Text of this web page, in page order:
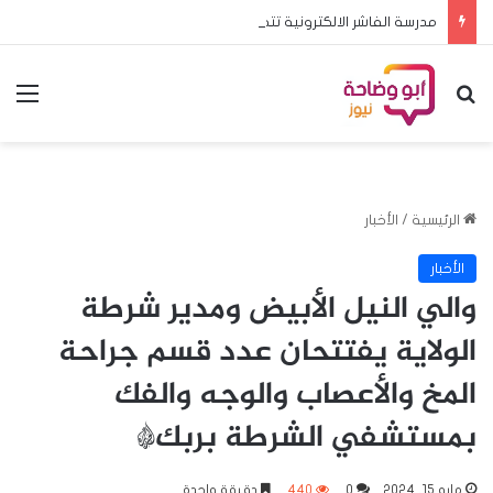
بحث عن
الرئيسية / الأخبار
الأخبار
والي النيل الأبيض ومدير شرطة
الولاية يفتتحان عدد قسم جراحة
المخ والأعصاب والوجه والفك
بمستشفي الشرطة بربك*
مايو 15, 2024 0
440 دقيقة واحدة